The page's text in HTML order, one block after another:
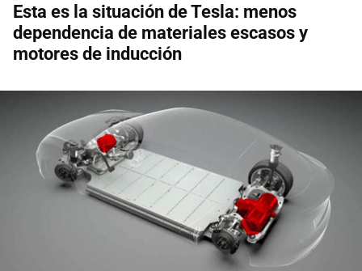
Esta es la situación de Tesla: menos
dependencia de materiales escasos y
motores de inducción